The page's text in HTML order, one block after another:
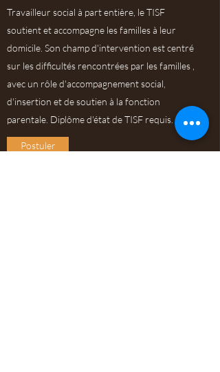
Travailleur social à part entière, le TISF
soutient et accompagne les familles à leur
domicile. Son champ d'intervention est centré
sur les difficultés rencontrées par les familles ,
avec un rôle d'accompagnement social,
d'insertion et de soutien à la fonction
parentale. Diplôme d'état de TISF requis.
Postuler